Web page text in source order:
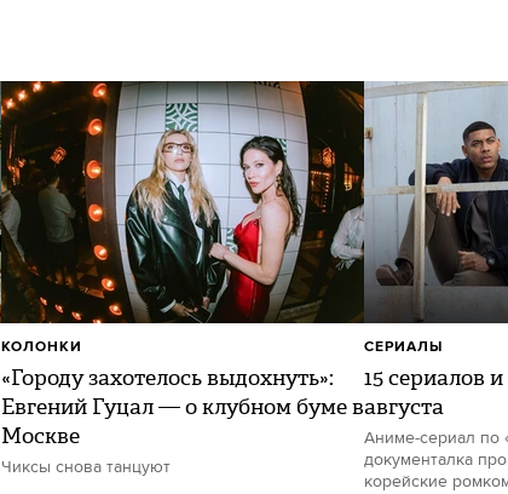
«Городу захотелось выдохнуть»:
Евгений Гуцал — о клубном буме в
Москве
Чиксы снова танцуют
КОЛОНКИ
15 сериалов
августа
Аниме-сериал по
документалка
корейские
СЕРИАЛЫ